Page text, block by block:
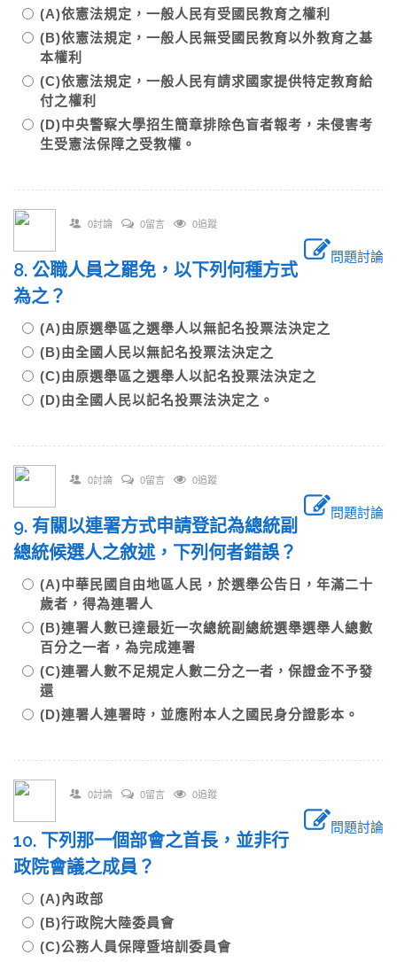
(A)依憲法規定，一般人民有受國民教育之權利
(B)依憲法規定，一般人民無受國民教育以外教育之基
本權利
(C)依憲法規定，一般人民有請求國家提供特定教育給
付之權利
(D)中央警察大學招生簡章排除色盲者報考，未侵害考
生受憲法保障之受教權。
0討論 0留言 0追蹤
問題討論
8. 公職人員之罷免，以下列何種方式
為之？
(A)由原選舉區之選舉人以無記名投票法決定之
(B)由全國人民以無記名投票法決定之
(C)由原選舉區之選舉人以記名投票法決定之
(D)由全國人民以記名投票法決定之。
0討論 0留言 0追蹤
問題討論
9. 有關以連署方式申請登記為總統副
總統候選人之敘述，下列何者錯誤？
(A)中華民國自由地區人民，於選舉公告日，年滿二十
歲者，得為連署人
(B)連署人數已達最近一次總統副總統選舉選舉人總數
百分之一者，為完成連署
(C)連署人數不足規定人數二分之一者，保證金不予發
還
(D)連署人連署時，並應附本人之國民身分證影本。
0討論 0留言 0追蹤
問題討論
10. 下列那一個部會之首長，並非行
政院會議之成員？
(A)內政部
(B)行政院大陸委員會
(C)公務人員保障暨培訓委員會